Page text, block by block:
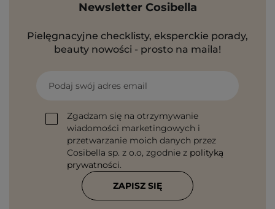
Newsletter Cosibella
Pielęgnacyjne checklisty, eksperckie porady,
beauty nowości - prosto na maila!
Podaj swój adres email
Zgadzam się na otrzymywanie
wiadomości marketingowych i
przetwarzanie moich danych przez
Cosibella sp. z o.o, zgodnie z polityką
prywatności.
ZAPISZ SIĘ